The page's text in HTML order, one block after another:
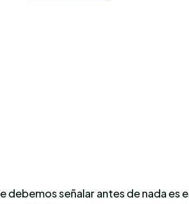
debemos señalar antes de nada